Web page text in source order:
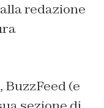
redazione
(e